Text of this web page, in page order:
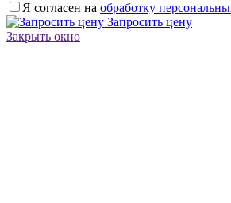
Я согласен на обработку
Запросить цену
Закрыть окно